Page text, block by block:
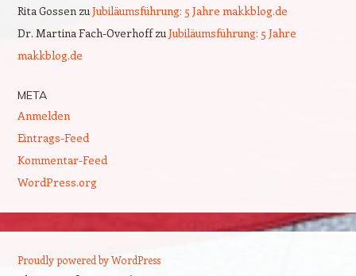
Rita Gossen zu Jubiläumsführung: 5 Jahre makkblog.de
Dr. Martina Fach-Overhoffzu Jubiläumsführung: 5 Jahre
makkblog.de
META
Anmelden
Eintrags-Feed
Kommentar-Feed
WordPress.org
Proudly powered by WordPress